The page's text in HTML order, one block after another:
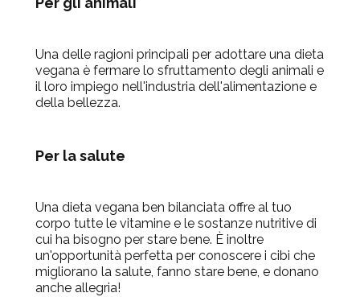
Una delle ragioni principali per adottare una dieta
vegana è fermare lo sfruttamento degli animali e
il loro impiego nell'industria dell'alimentazione e
della bellezza.
Per la salute
Una dieta vegana ben bilanciata offre al tuo
corpo tutte le vitamine e le sostanze nutritive di
cui ha bisogno per stare bene. È inoltre
un'opportunità perfetta per conoscere i cibi che
migliorano la salute, fanno stare bene, e donano
anche allegria!